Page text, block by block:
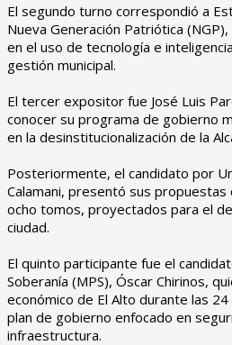
‎El segundo turno correspondió a
Nueva Generación Patriótica
en el uso de tecnología e
gestión municipal.
‎El tercer expositor fue José Luis
conocer su programa de gobierno
en la desinstitucionalización de la
‎Posteriormente, el candidato por
Calamani, presentó sus propuestas
ocho tomos, proyectados para el
ciudad.
‎El quinto participante fue el
Soberanía (MPS), Óscar Chirinos,
económico de El Alto durante las
plan de gobierno enfocado en
infraestructura.